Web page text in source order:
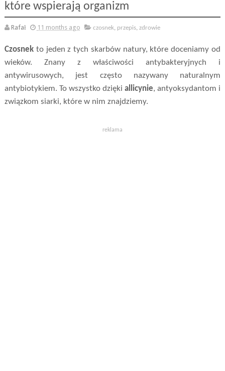
które wspierają organizm
Rafał 11 months ago czosnek, przepis, zdrowie
Czosnekto jeden z tych skarbów natury, które doceniamy od
wieków. Znany z właściwości antybakteryjnych i
antywirusowych, jest często nazywany naturalnym
antybiotykiem. To wszystko dziękiallicynie, antyoksydantom i
związkom siarki, które w nim znajdziemy.
reklama